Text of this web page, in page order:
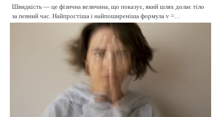
Швидкість — це фізична величина, що показує, який шлях долає тіло
за певний час. Найпростіша і найпоширеніша формула v =…